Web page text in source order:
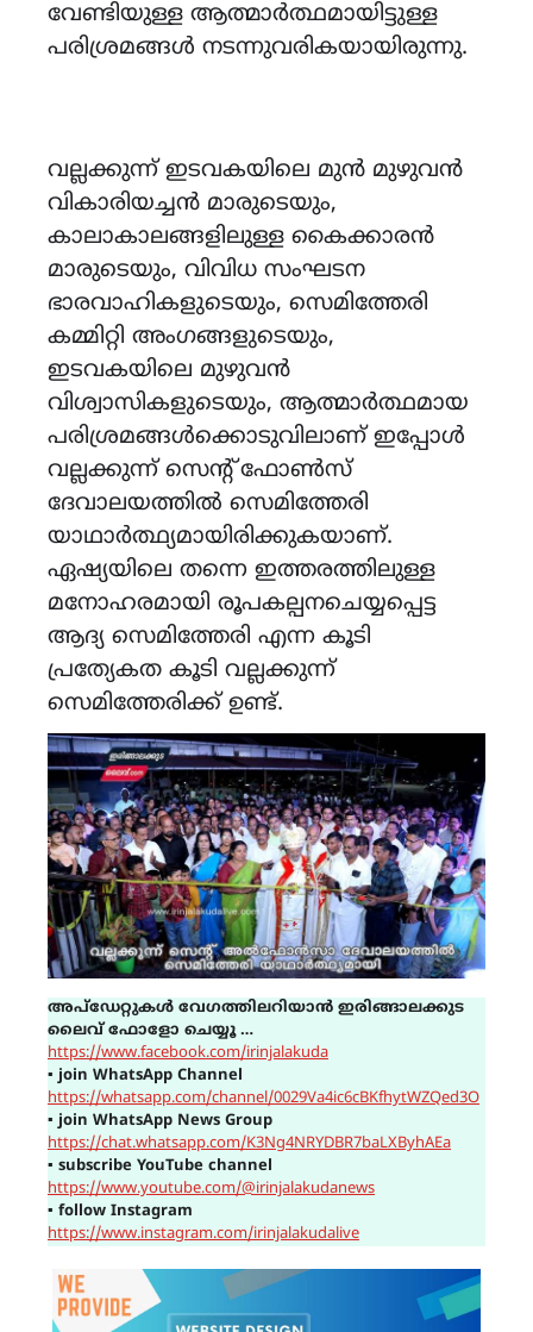
വേണ്ടിയുള്ള ആത്മാർത്ഥമായിട്ടുള്ള
പരിശ്രമങ്ങൾ നടന്നുവരികയായിരുന്നു.
വല്ലക്കുന്ന് ഇടവകയിലെ മുൻ മുഴുവൻ
വികാരിയച്ചൻ മാരുടെയും,
കാലാകാലങ്ങളിലുള്ള കൈക്കാരൻ
മാരുടെയും, വിവിധ സംഘടന
ഭാരവാഹികളുടെയും, സെമിത്തേരി
കമ്മിറ്റി അംഗങ്ങളുടെയും,
ഇടവകയിലെ മുഴുവൻ
വിശ്വാസികളുടെയും, ആത്മാർത്ഥമായ
പരിശ്രമങ്ങൾക്കൊടുവിലാണ് ഇപ്പോൾ
വല്ലക്കുന്ന് സെന്റ് ഫോൺസ്
ദേവാലയത്തിൽ സെമിത്തേരി
യാഥാർത്ഥ്യമായിരിക്കുകയാണ്.
ഏഷ്യയിലെ തന്നെ ഇത്തരത്തിലുള്ള
മനോഹരമായി രൂപകല്പനചെയ്യപ്പെട്ട
ആദ്യ സെമിത്തേരി എന്ന കൂടി
പ്രത്യേകത കൂടി വല്ലക്കുന്ന്
സെമിത്തേരിക്ക് ഉണ്ട്.
അപ്ഡേറ്റുകൾ വേഗത്തിലറിയാൻ ഇരിങ്ങാലക്കുട
ലൈവ് ഫോളോ ചെയ്യൂ …
https://www.facebook.com/irinjalakuda
▪ join WhatsApp Channel
https://whatsapp.com/channel/0029Va4ic6cBKfhytWZQed3O
▪ join WhatsApp News Group
https://chat.whatsapp.com/K3Ng4NRYDBR7baLXByhAEa
▪ subscribe YouTube channel
https://www.youtube.com/@irinjalakudanews
▪ follow Instagram
https://www.instagram.com/irinjalakudalive